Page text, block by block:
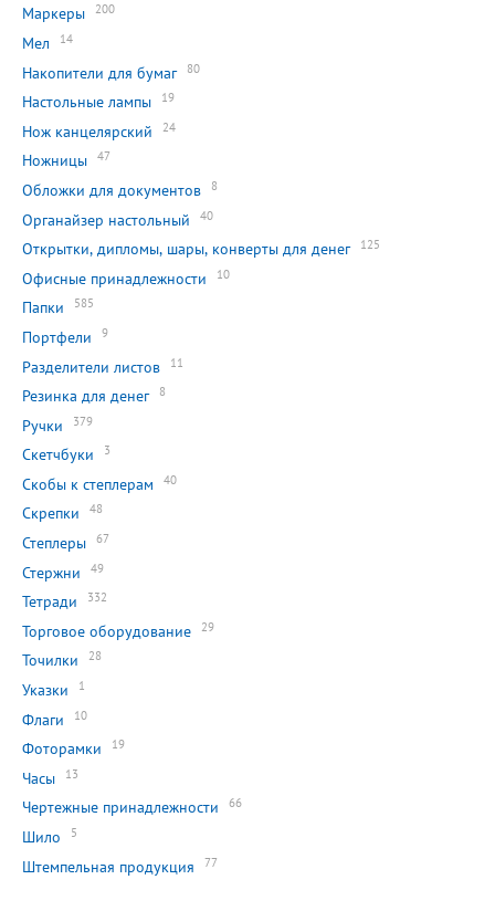
Маркеры 200
Мел 14
Накопители для бумаг 80
Настольные лампы 19
Нож канцелярский 24
Ножницы 47
Обложки для документов 8
Органайзер настольный 40
Открытки, дипломы, шары, конверты для денег 125
Офисные принадлежности 10
Папки 585
Портфели 9
Разделители листов 11
Резинка для денег 8
Ручки 379
Скетчбуки 3
Скобы к степлерам 40
Скрепки 48
Степлеры 67
Стержни 49
Тетради 332
Торговое оборудование 29
Точилки 28
Указки 1
Флаги 10
Фоторамки 19
Часы 13
Чертежные принадлежности 66
Шило 5
Штемпельная продукция 77